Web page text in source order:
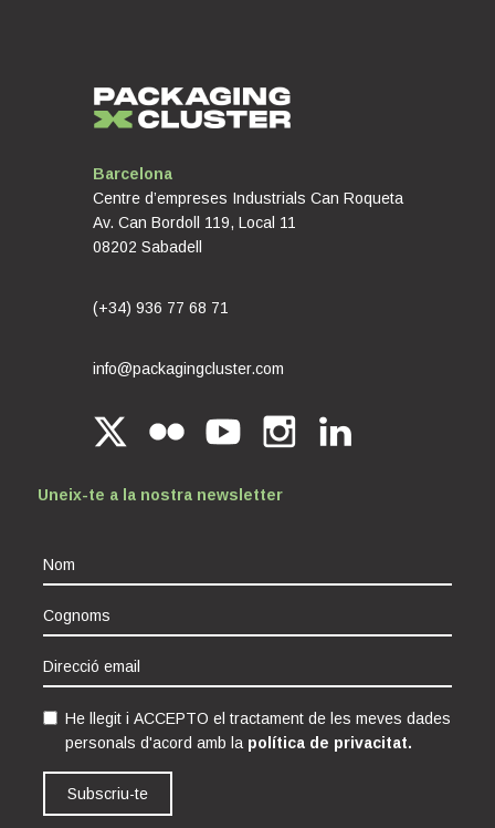
Barcelona
Centre d’empreses Industrials Can Roqueta
Av. Can Bordoll 119, Local 11
08202 Sabadell
(+34) 936 77 68 71
info@packagingcluster.com
Uneix-te a la nostra newsletter
He llegit i ACCEPTO el tractament de les meves dades
personals d'acord amb la política de privacitat.
Subscriu-te